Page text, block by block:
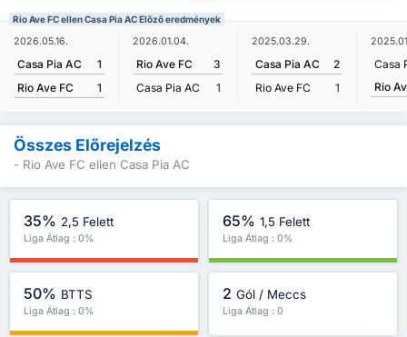
Rio Ave FC ellen Casa Pia AC Előző eredmények
2026.05.16.
Casa Pia AC
1
Rio Ave FC
1
2026.01.04.
Rio Ave FC
3
Casa Pia AC
1
2025.03.29.
Casa Pia AC
2
Rio Ave FC
1
Casa
Rio
Összes Előrejelzés
- Rio Ave FC ellen Casa Pia AC
35% 2,5 Felett
Liga Átlag : 0%
65% 1,5 Felett
Liga Átlag : 0%
50% BTTS
Liga Átlag : 0%
2 Gól / Meccs
Liga Átlag : 0